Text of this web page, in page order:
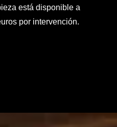
está disponible a
por intervención.